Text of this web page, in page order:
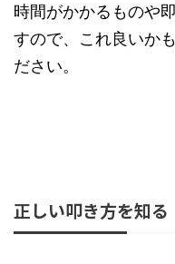
時間がかかるものや
すので、これ良いか
ださい。
正しい叩き方を知る